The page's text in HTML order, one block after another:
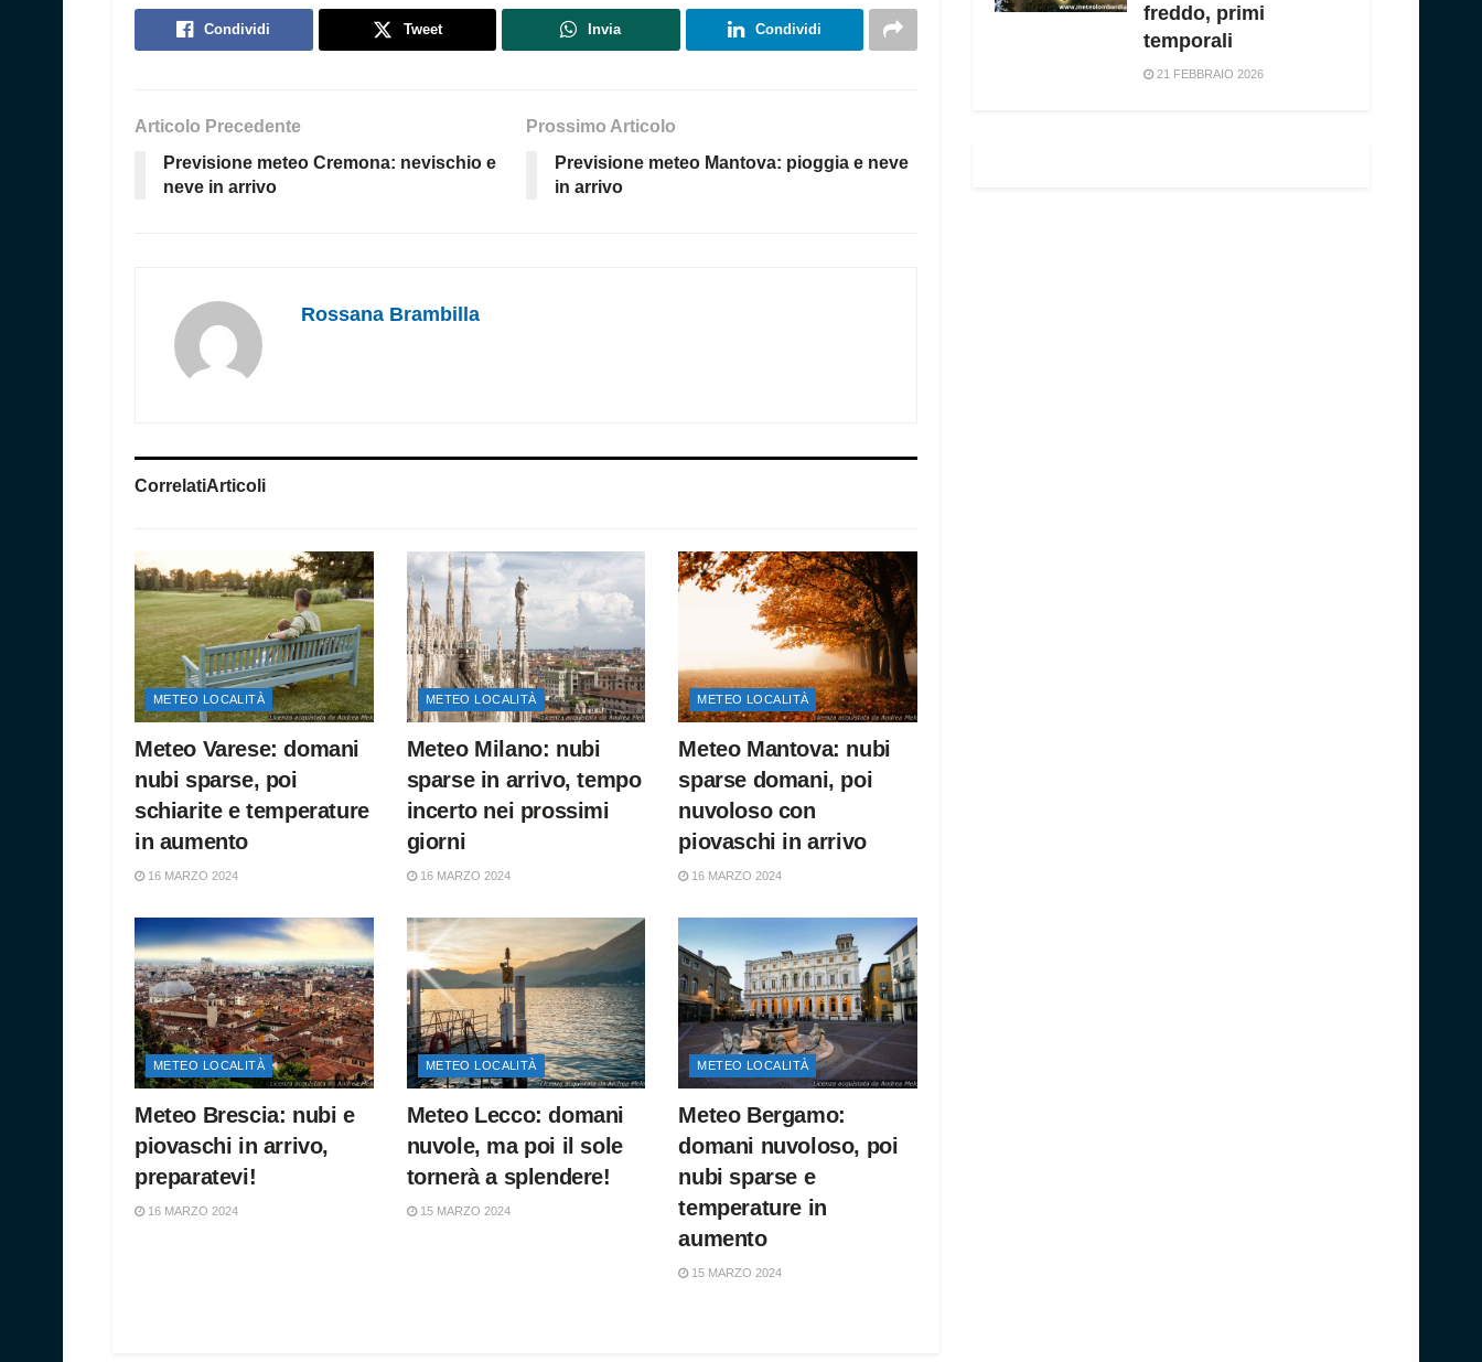
Condividi Tweet Invia Condividi
Articolo Precedente
Previsione meteo Cremona: nevischio e
neve in arrivo
Prossimo Articolo
Previsione meteo Mantova: pioggia e neve
in arrivo
Rossana Brambilla
CorrelatiArticoli
METEO LOCALITÀ
Meteo Varese: domani
nubi sparse, poi
schiarite e temperature
in aumento
16 MARZO 2024
METEO LOCALITÀ
Meteo Milano: nubi
sparse in arrivo, tempo
incerto nei prossimi
giorni
16 MARZO 2024
METEO LOCALITÀ
Meteo Mantova: nubi
sparse domani, poi
nuvoloso con
piovaschi in arrivo
16 MARZO 2024
METEO LOCALITÀ
Meteo Brescia: nubi e
piovaschi in arrivo,
preparatevi!
16 MARZO 2024
METEO LOCALITÀ
Meteo Lecco: domani
nuvole, ma poi il sole
tornerà a splendere!
15 MARZO 2024
METEO LOCALITÀ
Meteo Bergamo:
domani nuvoloso, poi
nubi sparse e
temperature in
aumento
15 MARZO 2024
freddo, primi
temporali
21 FEBBRAIO 2026